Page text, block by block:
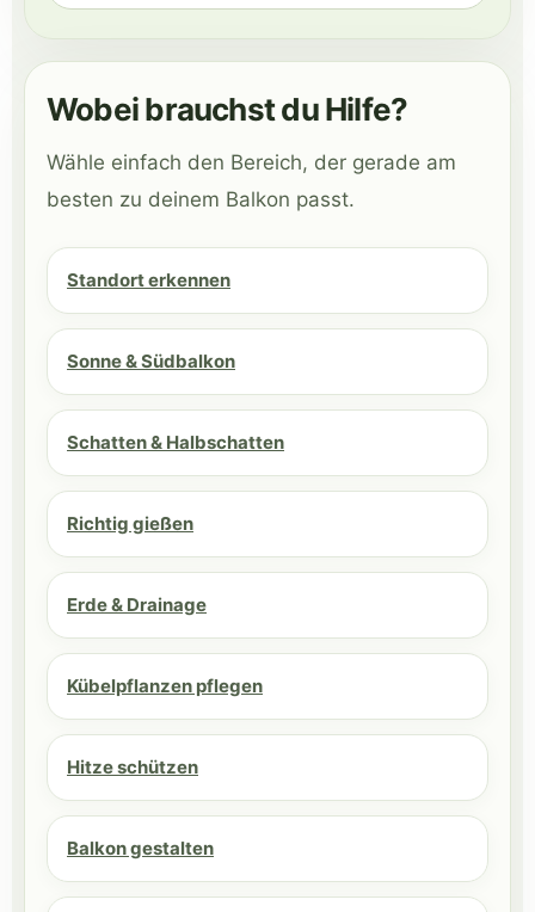
Wobei brauchst du Hilfe?
Wähle einfach den Bereich, der gerade am
besten zu deinem Balkon passt.
Standort erkennen
Sonne & Südbalkon
Schatten & Halbschatten
Richtig gießen
Erde & Drainage
Kübelpflanzen pflegen
Hitze schützen
Balkon gestalten